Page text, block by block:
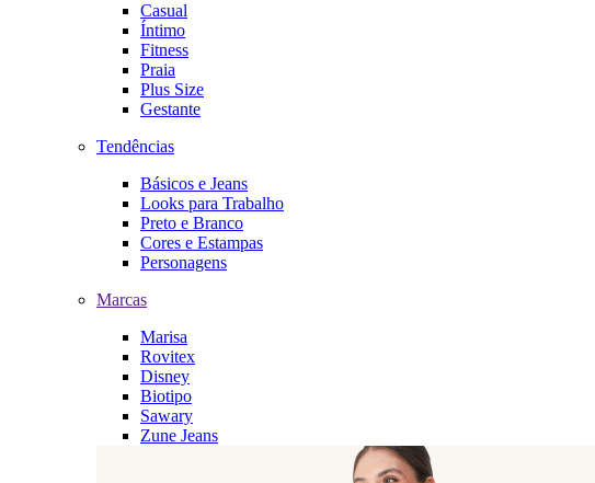
Casual
Íntimo
Fitness
Praia
Plus Size
Gestante
Tendências
Básicos e Jeans
Looks para Trabalho
Preto e Branco
Cores e Estampas
Personagens
Marcas
Marisa
Rovitex
Disney
Biotipo
Sawary
Zune Jeans